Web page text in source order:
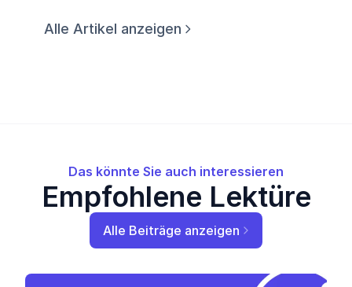
Alle Artikel anzeigen
Das könnte Sie auch interessieren
Empfohlene Lektüre
Alle Beiträge anzeigen